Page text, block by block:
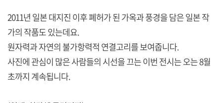
2011년 일본 대지진 이후 폐허가 된 가옥과 풍경을 담은 일본 작
가의 작품도 있는데요.
원자력과 자연의 불가항력적 연결고리를 보여줍니다.
사진에 관심이 많은 사람들의 시선을 끄는 이번 전시는 오는 8월
초까지 계속됩니다.